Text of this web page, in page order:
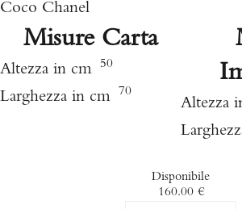
Coco Chanel
Misure Carta
Altezza in cm 50
Larghezza in cm 70
Altezza
Disponibile
€
160.00